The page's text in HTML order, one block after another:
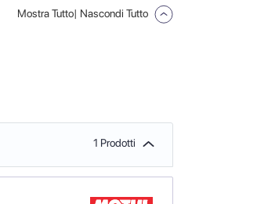
Mostra Tutto| Nascondi Tutto
1 Prodotti